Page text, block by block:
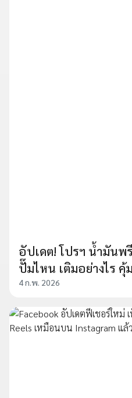
อัปเดต! โปรฯ น้ำมันพ
ปั๊มไหน เติมอย่างไร คุ้
4 ก.พ. 2026